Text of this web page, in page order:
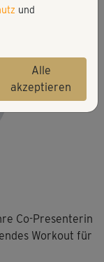
Co-Presenterin
Workout für
und
Alle
akzeptieren